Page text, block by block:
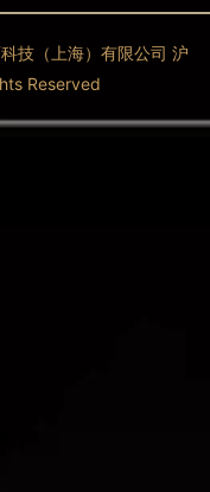
技（上海）有限公司 沪
Reserved